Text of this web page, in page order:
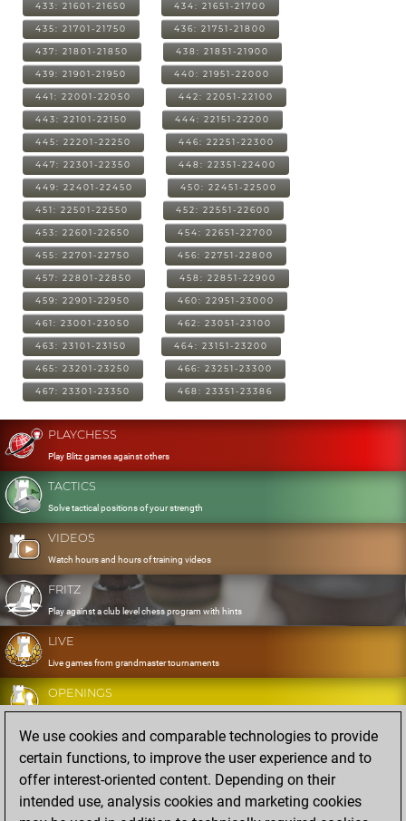
433: 21601-21650 434: 21651-21700
435: 21701-21750 436: 21751-21800
437: 21801-21850 438: 21851-21900
439: 21901-21950 440: 21951-22000
441: 22001-22050 442: 22051-22100
443: 22101-22150 444: 22151-22200
445: 22201-22250 446: 22251-22300
447: 22301-22350 448: 22351-22400
449: 22401-22450 450: 22451-22500
451: 22501-22550 452: 22551-22600
453: 22601-22650 454: 22651-22700
455: 22701-22750 456: 22751-22800
457: 22801-22850 458: 22851-22900
459: 22901-22950 460: 22951-23000
461: 23001-23050 462: 23051-23100
463: 23101-23150 464: 23151-23200
465: 23201-23250 466: 23251-23300
467: 23301-23350 468: 23351-23386
PLAYCHESS
Play Blitz games against others
TACTICS
Solve tactical positions of your strength
VIDEOS
Watch hours and hours of training videos
FRITZ
Play against a club level chess program with hints
LIVE
Live games from grandmaster tournaments
OPENINGS
Develop and exercise your openings
DATABASE
Eight million strong games
MYGAMES
Store and analyse your own games in the cloud
We use cookies and comparable technologies to provide
certain functions, to improve the user experience and to
offer interest-oriented content. Depending on their
intended use, analysis cookies and marketing cookies